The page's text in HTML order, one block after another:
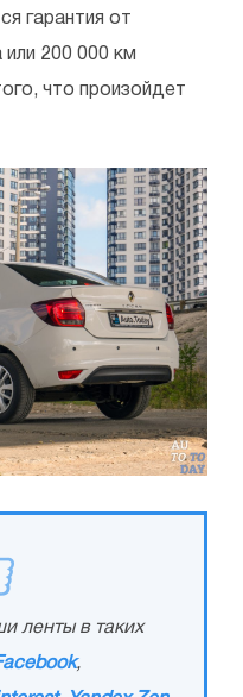
гарантия от
200 000 км
что произойдет
ленты в таких
,